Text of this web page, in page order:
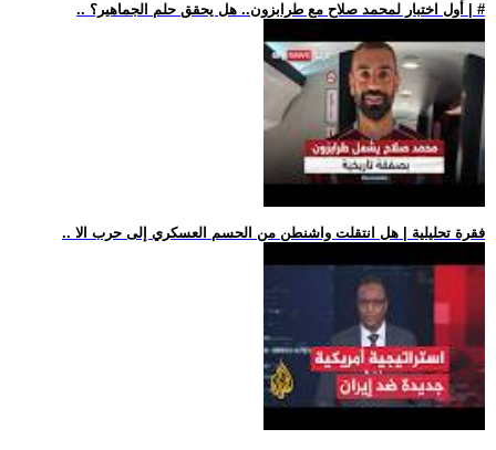
.. أول اختبار لمحمد صلاح مع طرابزون.. هل يحقق حلم الجماهير؟ | #
.. فقرة تحليلية | هل انتقلت واشنطن من الحسم العسكري إلى حرب الا